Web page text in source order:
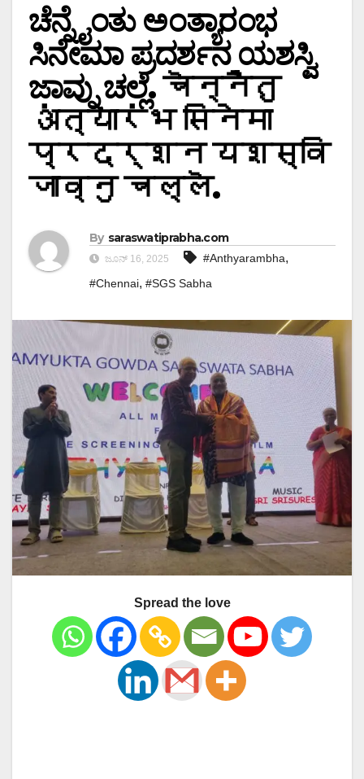
ಚೆನ್ನೈಂತು ಅಂತ್ಯಾರಂಭ
ಸಿನೇಮಾ ಪ್ರದರ್ಶನ ಯಶಸ್ವಿ
ಜಾವ್ನು ಚಲ್ಲೆ. चॆन्नैंतु
अंत्यारंभ सिनेमा
प्रदर्शन यशस्वि
जाव्नु चल्लॆ.
By saraswatiprabha.com
ಜೂನ್ 16, 2025 #Anthyarambha,
#Chennai, #SGS Sabha
Spread the love